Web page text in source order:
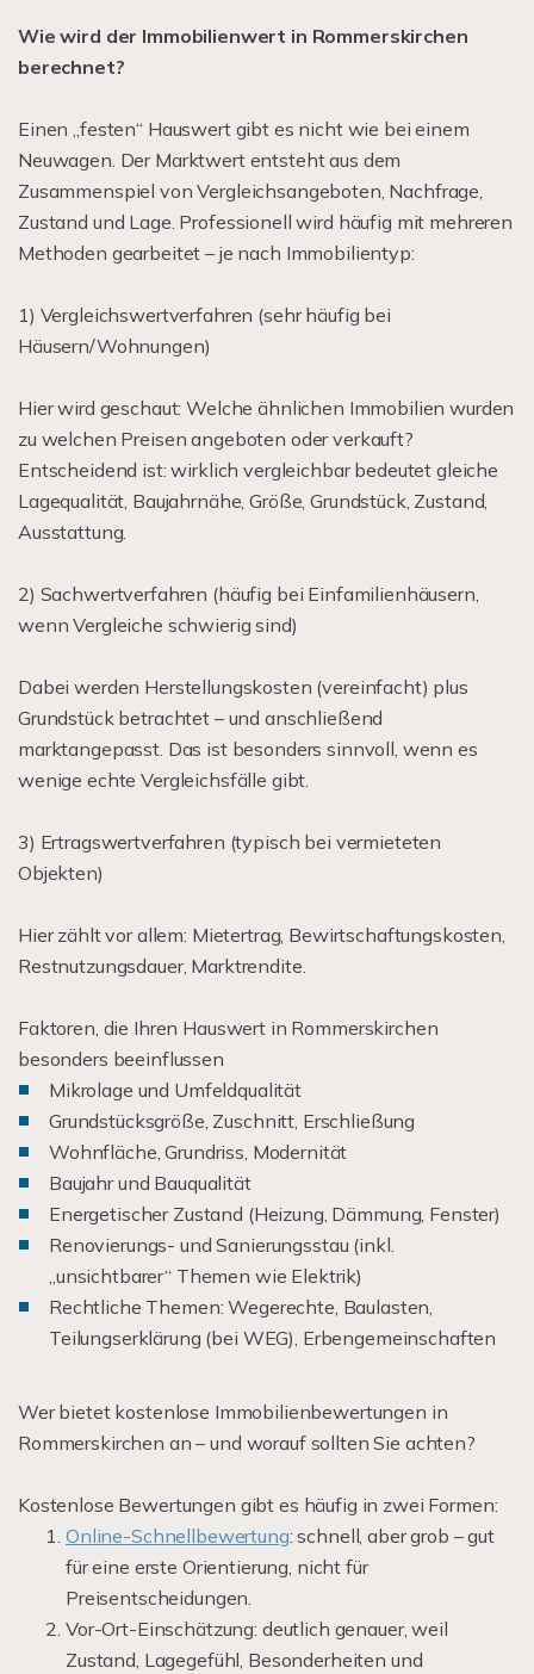
Wie wird der Immobilienwert in Rommerskirchen
berechnet?
Einen „festen“ Hauswert gibt es nicht wie bei einem
Neuwagen. Der Marktwert entsteht aus dem
Zusammenspiel von Vergleichsangeboten, Nachfrage,
Zustand und Lage. Professionell wird häufig mit mehreren
Methoden gearbeitet – je nach Immobilientyp:
1) Vergleichswertverfahren (sehr häufig bei
Häusern/Wohnungen)
Hier wird geschaut: Welche ähnlichen Immobilien wurden
zu welchen Preisen angeboten oder verkauft?
Entscheidend ist: wirklich vergleichbar bedeutet gleiche
Lagequalität, Baujahrnähe, Größe, Grundstück, Zustand,
Ausstattung.
2) Sachwertverfahren (häufig bei Einfamilienhäusern,
wenn Vergleiche schwierig sind)
Dabei werden Herstellungskosten (vereinfacht) plus
Grundstück betrachtet – und anschließend
marktangepasst. Das ist besonders sinnvoll, wenn es
wenige echte Vergleichsfälle gibt.
3) Ertragswertverfahren (typisch bei vermieteten
Objekten)
Hier zählt vor allem: Mietertrag, Bewirtschaftungskosten,
Restnutzungsdauer, Marktrendite.
Faktoren, die Ihren Hauswert in Rommerskirchen
besonders beeinflussen
Mikrolage und Umfeldqualität
Grundstücksgröße, Zuschnitt, Erschließung
Wohnfläche, Grundriss, Modernität
Baujahr und Bauqualität
Energetischer Zustand (Heizung, Dämmung, Fenster)
Renovierungs- und Sanierungsstau (inkl.
„unsichtbarer“ Themen wie Elektrik)
Rechtliche Themen: Wegerechte, Baulasten,
Teilungserklärung (bei WEG), Erbengemeinschaften
Wer bietet kostenlose Immobilienbewertungen in
Rommerskirchen an – und worauf sollten Sie achten?
Kostenlose Bewertungen gibt es häufig in zwei Formen:
Online-Schnellbewertung: schnell, aber grob – gut
für eine erste Orientierung, nicht für
Preisentscheidungen.
Vor-Ort-Einschätzung: deutlich genauer, weil
Zustand, Lagegefühl, Besonderheiten und